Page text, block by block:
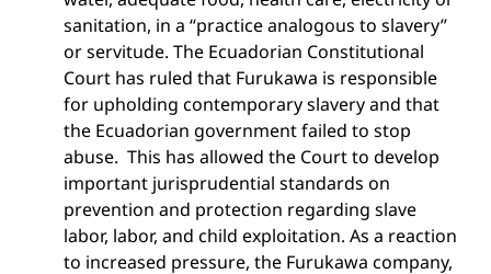
sanitation, in a “practice analogous to slavery”
or servitude. The Ecuadorian Constitutional
Court has ruled that Furukawa is responsible
for upholding contemporary slavery and that
the Ecuadorian government failed to stop
abuse. This has allowed the Court to develop
important jurisprudential standards on
prevention and protection regarding slave
labor, labor, and child exploitation. As a reaction
to increased pressure, the Furukawa company,